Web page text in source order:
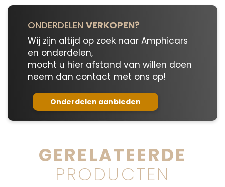
ONDERDELEN VERKOPEN?
Wij zijn altijd op zoek naar Amphicars
en onderdelen,
mocht u hier afstand van willen doen
neem dan contact met ons op!
Onderdelen aanbieden
GERELATEERDE
PRODUCTEN